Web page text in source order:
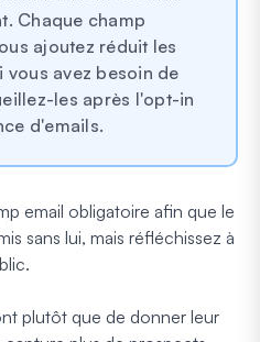
Chaque champ
ajoutez réduit les
avez besoin de
les après l'opt-in
d'emails.
email obligatoire afin que le
sans lui, mais réfléchissez à
plutôt que de donner leur